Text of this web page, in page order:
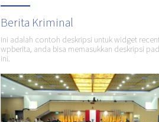
Berita Kriminal
Ini adalah contoh deskripsi untuk widget
wpberita, anda bisa memasukkan deskripsi
ini.